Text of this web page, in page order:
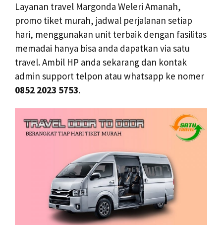
Layanan travel Margonda Weleri Amanah,
promo tiket murah, jadwal perjalanan setiap
hari, menggunakan unit terbaik dengan fasilitas
memadai hanya bisa anda dapatkan via satu
travel. Ambil HP anda sekarang dan kontak
admin support telpon atau whatsapp ke nomer
0852 2023 5753.